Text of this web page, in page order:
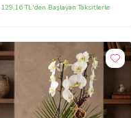
129,16 TL'den Başlayan Taksitlerle